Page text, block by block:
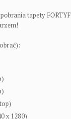
tapety
x 1280)